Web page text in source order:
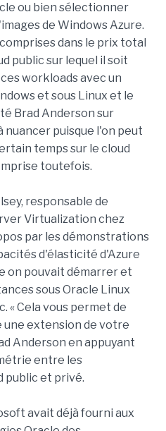
ou bien sélectionner
de Windows Azure.
dans le prix total
public sur lequel il soit
workloads avec un
et sous Linux et le
Brad Anderson sur
puisque l'on peut
temps sur le cloud
toutefois.
responsable de
Virtualization chez
par les démonstrations
d'élasticité d'Azure
on pouvait démarrer et
sous Oracle Linux
« Cela vous permet de
une extension de votre
Anderson en appuyant
entre les
public et privé.
avait déjà fourni aux